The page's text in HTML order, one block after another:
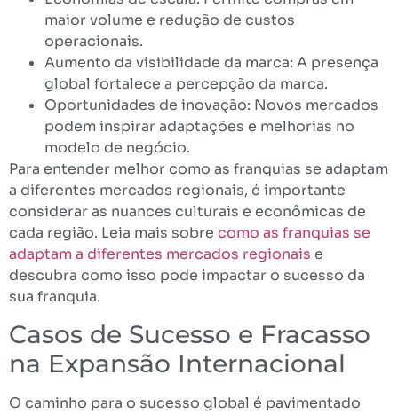
maior volume e redução de custos
operacionais.
Aumento da visibilidade da marca: A presença
global fortalece a percepção da marca.
Oportunidades de inovação: Novos mercados
podem inspirar adaptações e melhorias no
modelo de negócio.
Para entender melhor como as franquias se adaptam
a diferentes mercados regionais, é importante
considerar as nuances culturais e econômicas de
cada região. Leia mais sobre como as franquias se
adaptam a diferentes mercados regionais e
descubra como isso pode impactar o sucesso da
sua franquia.
Casos de Sucesso e Fracasso
na Expansão Internacional
O caminho para o sucesso global é pavimentado